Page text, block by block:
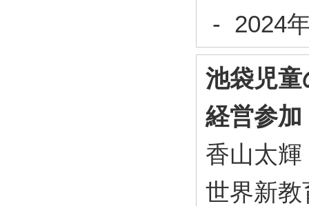
- 2024
池袋児
経営参加
香山太輝
世界新